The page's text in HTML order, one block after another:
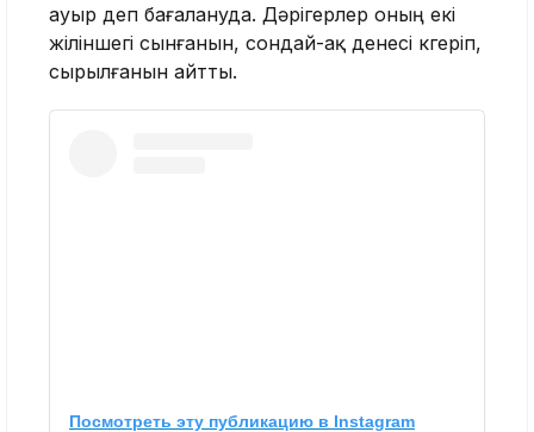
ауыр деп бағалануда. Дәрігерлер оның екі
жіліншегі сынғанын, сондай-ақ денесі көгеріп,
сырылғанын айтты.
Посмотреть эту публикацию в Instagram